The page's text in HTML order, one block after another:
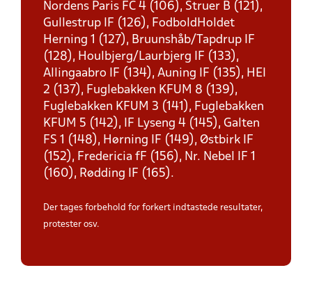
Nordens Paris FC 4 (106), Struer B (121),
Gullestrup IF (126), FodboldHoldet
Herning 1 (127), Bruunshåb/Tapdrup IF
(128), Houlbjerg/Laurbjerg IF (133),
Allingaabro IF (134), Auning IF (135), HEI
2 (137), Fuglebakken KFUM 8 (139),
Fuglebakken KFUM 3 (141), Fuglebakken
KFUM 5 (142), IF Lyseng 4 (145), Galten
FS 1 (148), Hørning IF (149), Østbirk IF
(152), Fredericia fF (156), Nr. Nebel IF 1
(160), Rødding IF (165).
Der tages forbehold for forkert indtastede resultater,
protester osv.